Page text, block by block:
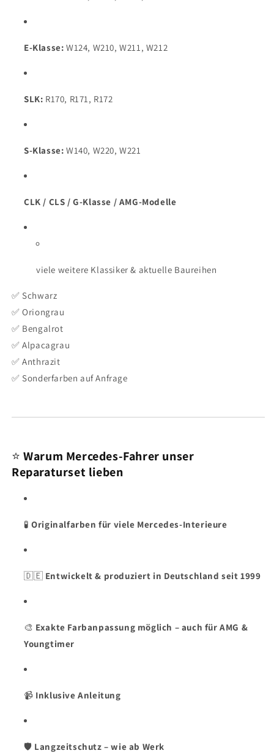
E-Klasse: W124, W210, W211, W212
SLK: R170, R171, R172
S-Klasse: W140, W220, W221
CLK / CLS / G-Klasse / AMG-Modelle
viele weitere Klassiker & aktuelle Baureihen
✅ Schwarz
✅ Oriongrau
✅ Bengalrot
✅ Alpacagrau
✅ Anthrazit
✅ Sonderfarben auf Anfrage
⭐Warum Mercedes-Fahrer unser
Reparaturset lieben
🧪Originalfarben für viele Mercedes-Interieure
🇩🇪 Entwickelt & produziert in Deutschland seit 1999
🎨 Exakte Farbanpassung möglich – auch für AMG &
Youngtimer
📹 Inklusive Anleitung
🛡️ Langzeitschutz – wie ab Werk